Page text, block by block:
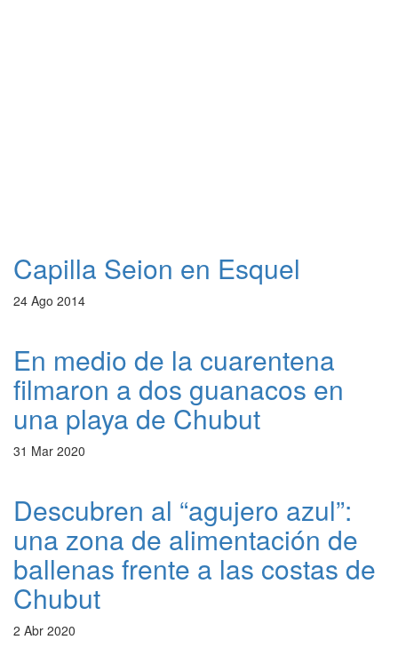
Capilla Seion en Esquel
24 Ago 2014
En medio de la cuarentena
filmaron a dos guanacos en
una playa de Chubut
31 Mar 2020
Descubren al “agujero azul”:
una zona de alimentación de
ballenas frente a las costas de
Chubut
2 Abr 2020